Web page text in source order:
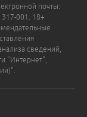
почты:
317-001. 18+
сведений,
"Интернет",